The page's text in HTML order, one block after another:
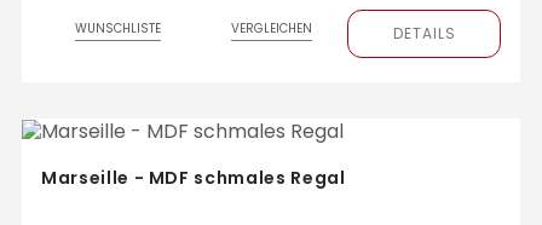
WUNSCHLISTE VERGLEICHEN DETAILS
Marseille - MDF schmales Regal